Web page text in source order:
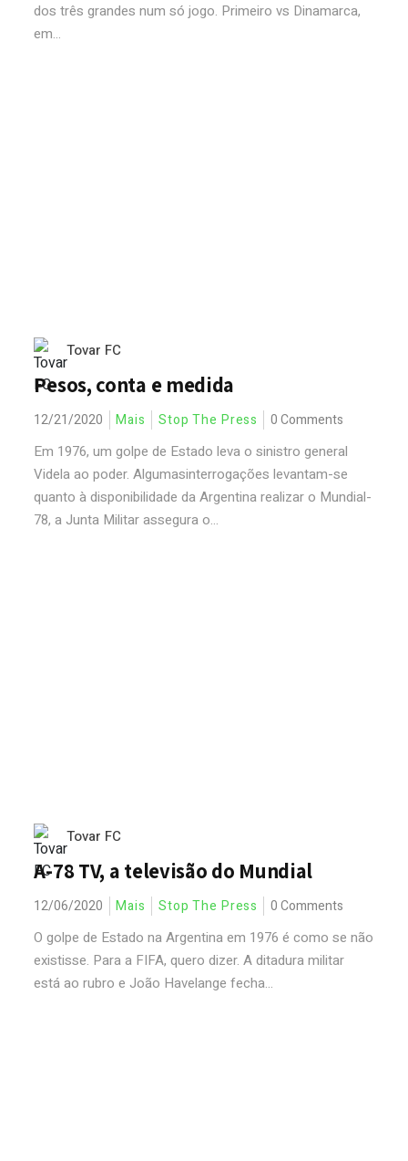
dos três grandes num só jogo. Primeiro vs Dinamarca,
em...
Tovar FC
Pesos, conta e medida
12/21/2020 Mais Stop The Press 0 Comments
Em 1976, um golpe de Estado leva o sinistro general
Videla ao poder. Algumasinterrogações levantam-se
quanto à disponibilidade da Argentina realizar o Mundial-
78, a Junta Militar assegura o...
Tovar FC
A-78 TV, a televisão do Mundial
12/06/2020 Mais Stop The Press 0 Comments
O golpe de Estado na Argentina em 1976 é como se não
existisse. Para a FIFA, quero dizer. A ditadura militar
está ao rubro e João Havelange fecha...